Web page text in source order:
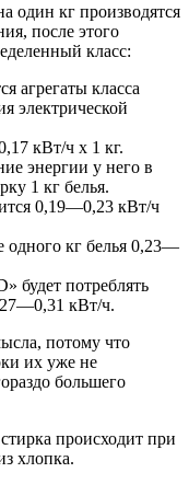
один кг производятся
после этого
класс:
агрегаты класса
электрической
кВт/ч х 1 кг.
энергии у него в
1 кг белья.
0,19—0,23 кВт/ч
одного кг белья 0,23—
будет потреблять
кВт/ч.
потому что
их уже не
большего
происходит при
хлопка.